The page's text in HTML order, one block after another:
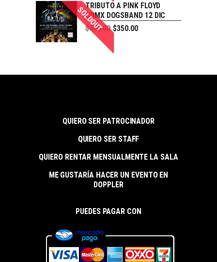
SOLDOUT
TRIBUTO A PINK FLOYD
CDMX DOGSBAND 12 DIC
$400.00 $350.00
QUIERO SER PATROCINADOR
QUIERO SER STAFF
QUIERO RENTAR MENSUALMENTE LA SALA
ME GUSTARÍA HACER UN EVENTO EN
DOPPLER
PUEDES PAGAR CON